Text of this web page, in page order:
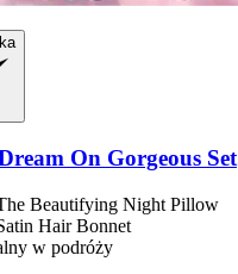
On Gorgeous Set
Beautifying Night Pillow
Hair Bonnet
w podróży